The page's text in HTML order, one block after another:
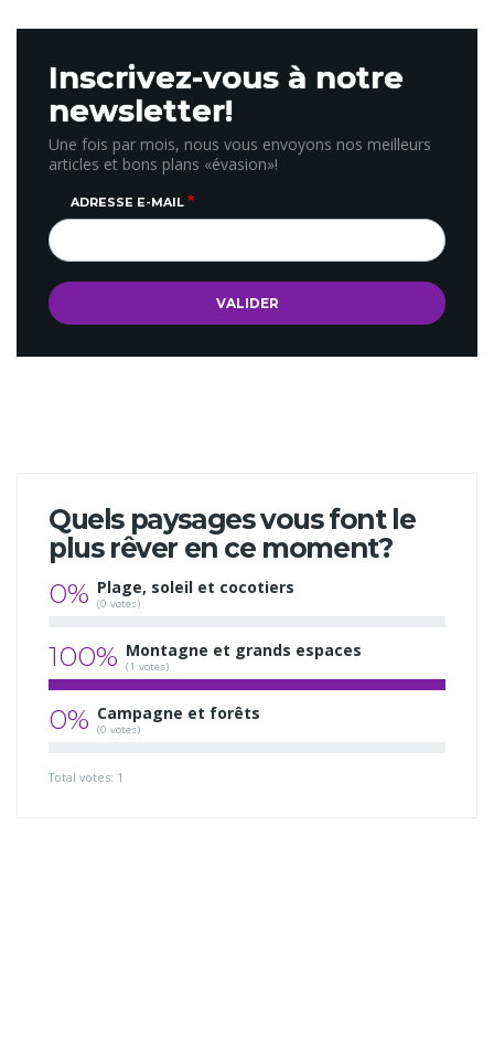
Inscrivez-vous à notre
newsletter!
Une fois par mois, nous vous envoyons nos meilleurs
articles et bons plans «évasion»!
ADRESSE E-MAIL
Quels paysages vous font le
plus rêver en ce moment?
0% Plage, soleil et cocotiers
(0 votes)
100% Montagne et grands espaces
(1 votes)
0% Campagne et forêts
(0 votes)
Total votes: 1